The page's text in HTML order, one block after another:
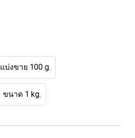
แบ่งขาย 100 g.
ขนาด 1 kg.